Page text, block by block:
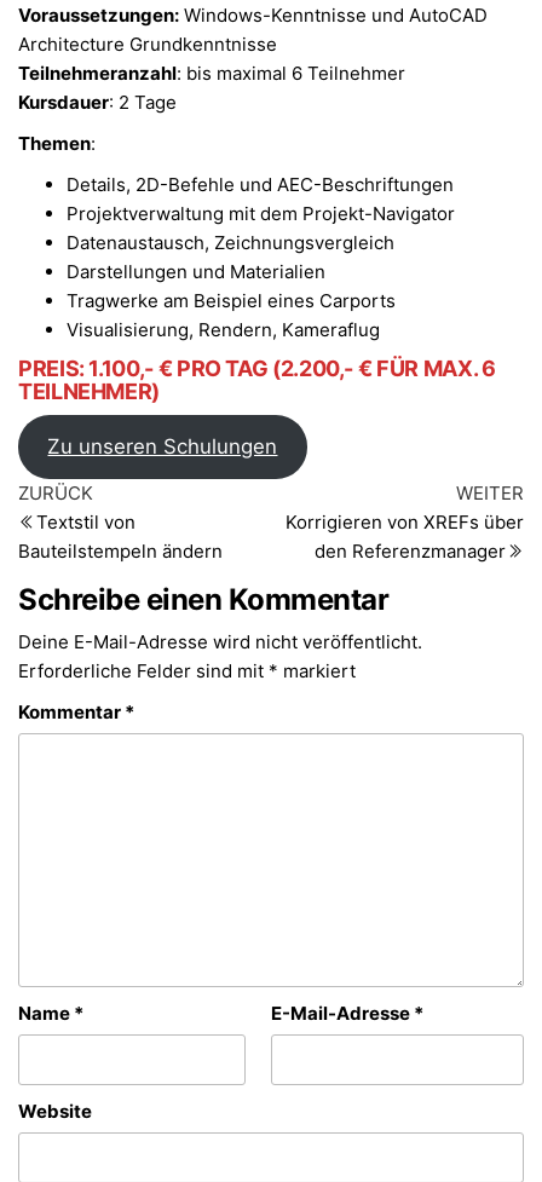
Voraussetzungen: Windows-Kenntnisse und AutoCAD
Architecture Grundkenntnisse
Teilnehmeranzahl: bis maximal 6 Teilnehmer
Kursdauer: 2 Tage
Themen:
Details, 2D-Befehle und AEC-Beschriftungen
Projektverwaltung mit dem Projekt-Navigator
Datenaustausch, Zeichnungsvergleich
Darstellungen und Materialien
Tragwerke am Beispiel eines Carports
Visualisierung, Rendern, Kameraflug
PREIS: 1.100,- € PRO TAG (2.200,- € FÜR MAX. 6
TEILNEHMER)
Zu unseren Schulungen
Beitragsnavigation
Vorheriger
Beitrag
ZURÜCK
Textstil von
Bauteilstempeln ändern
WEITER
Korrigieren von XREFs über
den Referenzmanager
Schreibe einen Kommentar
Deine E-Mail-Adresse wird nicht veröffentlicht.
Erforderliche Felder sind mit * markiert
Kommentar *
Name * E-Mail-Adresse *
Website